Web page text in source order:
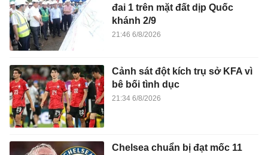
đai 1 trên mặt đất dịp Quốc
khánh 2/9
21:46 6/8/2026
Cảnh sát đột kích trụ sở KFA vì
bê bối tình dục
21:34 6/8/2026
Chelsea chuẩn bị đạt mốc 11